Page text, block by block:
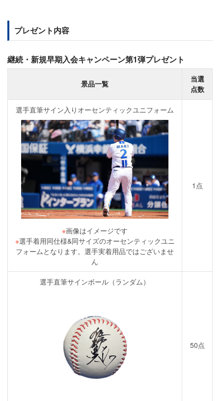
プレゼント内容
継続・新規早期入会キャンペーン第1弾プレゼント
景品一覧
当選
点数
選手直筆サイン入りオーセンティックユニフォーム
※画像はイメージです
※選手着用同仕様&同サイズのオーセンティックユニ
フォームとなります。選手実着用品ではございませ
ん
1点
選手直筆サインボール（ランダム）
50点